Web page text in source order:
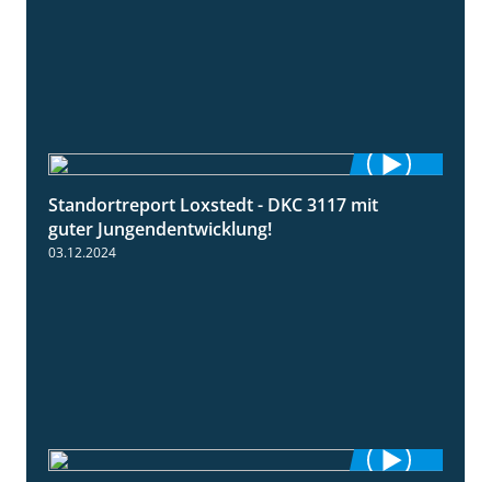
1:10
Standortreport Loxstedt - DKC 3117 mit
guter Jungendentwicklung!
03.12.2024